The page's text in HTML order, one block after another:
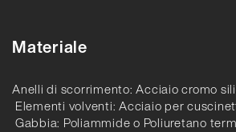
Materiale
Anelli di scorrimento: Acciaio cromo
Elementi volventi: Acciaio per
Gabbia: Poliammide o Poliuretano